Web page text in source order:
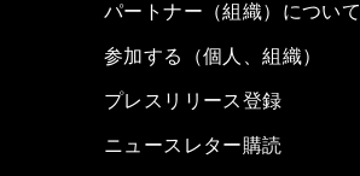
パートナー（組織）について
参加する（個人、組織）
プレスリリース登録
ニュースレター購読